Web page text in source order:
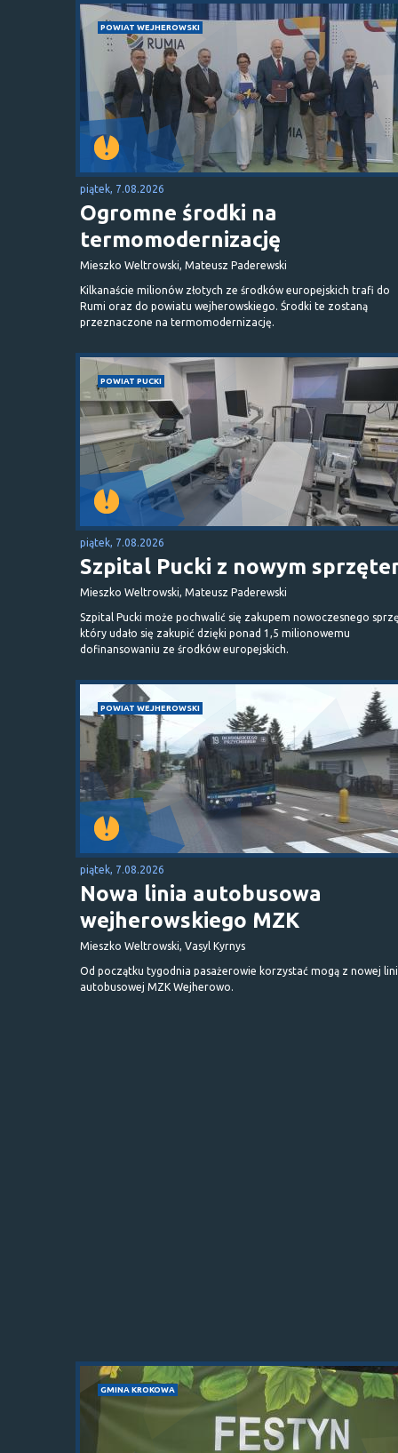
POWIAT WEJHEROWSKI
piątek, 7.08.2026
Ogromne środki na
termomodernizację
Mieszko Weltrowski, Mateusz Paderewski
Kilkanaście milionów złotych ze środków europejskich trafi do
Rumi oraz do powiatu wejherowskiego. Środki te zostaną
przeznaczone na termomodernizację.
POWIAT PUCKI
piątek, 7.08.2026
Szpital Pucki z nowym
Mieszko Weltrowski, Mateusz Paderewski
Szpital Pucki może pochwalić się zakupem nowoczesnego
który udało się zakupić dzięki ponad 1,5 milionowemu
dofinansowaniu ze środków europejskich.
POWIAT WEJHEROWSKI
piątek, 7.08.2026
Nowa linia autobusowa
wejherowskiego MZK
Mieszko Weltrowski, Vasyl Kyrnys
Od początku tygodnia pasażerowie korzystać mogą z nowej
autobusowej MZK Wejherowo.
GMINA KROKOWA